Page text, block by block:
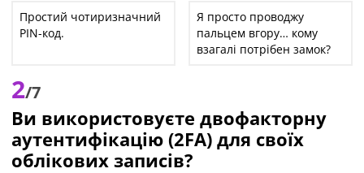
Простий чотиризначний
PIN-код.
Я просто проводжу
пальцем вгору… кому
взагалі потрібен замок?
2/7
Ви використовуєте двофакторну
аутентифікацію (2FA) для своїх
облікових записів?